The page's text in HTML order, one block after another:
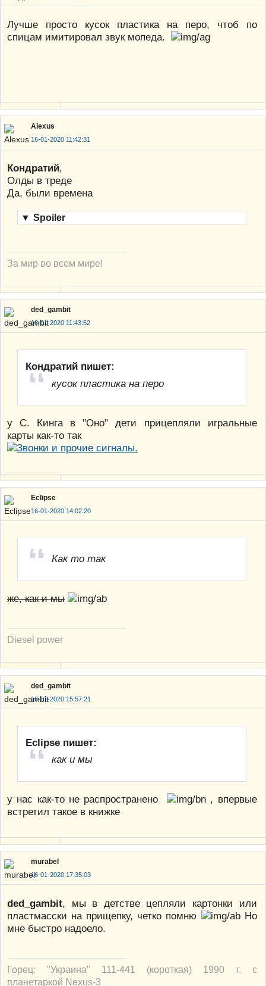
Лучше просто кусок пластика на перо, чтоб по
спицам имитировал звук мопеда.
Alexus
16-01-2020 11:42:31
Кондратий,
Олды в треде
Да, были времена
▼ Spoiler
За мир во всем мире!
ded_gambit
16-01-2020 11:43:52
Кондратий пишет:
кусок пластика на перо
у С. Кинга в "Оно" дети прицепляли игральные
карты как-то так
Eclipse
16-01-2020 14:02:20
Как то так
же, как и мы
Diesel power
ded_gambit
16-01-2020 15:57:21
Eclipse пишет:
как и мы
у нас как-то не распространено
, впервые
встретил такое в книжке
murabel
16-01-2020 17:35:03
ded_gambit, мы в детстве цепляли картонки или
пластмасски на прищепку, четко помню
Но
мне быстро надоело.
Горец: "Украина" 111-441 (короткая) 1990 г. с
планетаркой Nexus-3